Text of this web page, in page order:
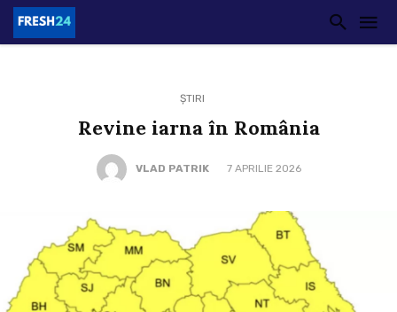
ȘTIRI
Revine iarna în România
VLAD PATRIK 7 APRILIE 2026